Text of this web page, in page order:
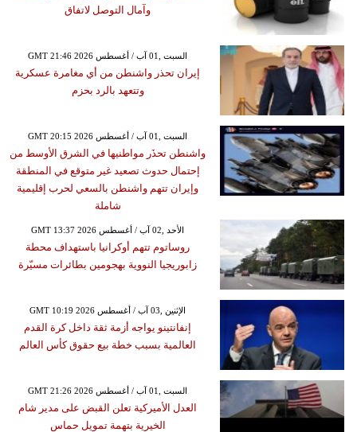
وآمال التوصل لاتفاق
GMT 21:46 2026 السبت ,01 آب / أغسطس
إيران تحذر واشنطن من أي مغامرة عسكرية
وتتعهد بالرد بحزم
GMT 20:15 2026 السبت ,01 آب / أغسطس
واشنطن تحذَر مواطنيها في الشرق الأوسط من
إحتمال حدوث تصعيد غير متوقع في المنطقة
وإيران تتهم واشنطن بالسعي لحرب إقليمية
شاملة
GMT 13:37 2026 الأحد ,02 آب / أغسطس
روساتوم تتهم أوكرانيا باستهداف محطة
زابوريجيا النووية بهجومين بطائرات مسيّرة
GMT 10:19 2026 الإثنين ,03 آب / أغسطس
إنفانتينو يواجه أزمة ثقة داخل كرة القدم
العالمية بسبب خطة بيع حقوق كأس العالم
GMT 21:26 2026 السبت ,01 آب / أغسطس
العدل الأميركية تعلن القبض على مدير شام
الخيرية بتهمة تمويل حماس